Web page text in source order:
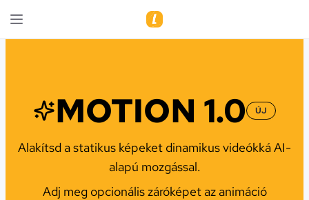
MOTION 1.0 ÚJ
Alakítsd a statikus képeket dinamikus videókká AI-
alapú mozgással.
Adj meg opcionális záróképet az animáció